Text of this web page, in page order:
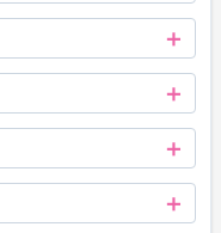
＋
＋
＋
＋